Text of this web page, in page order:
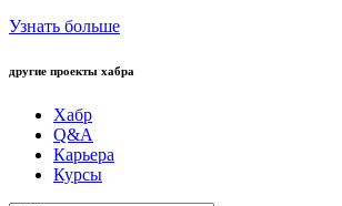
Узнать больше
другие проекты хабра
Хабр
Q&A
Карьера
Курсы